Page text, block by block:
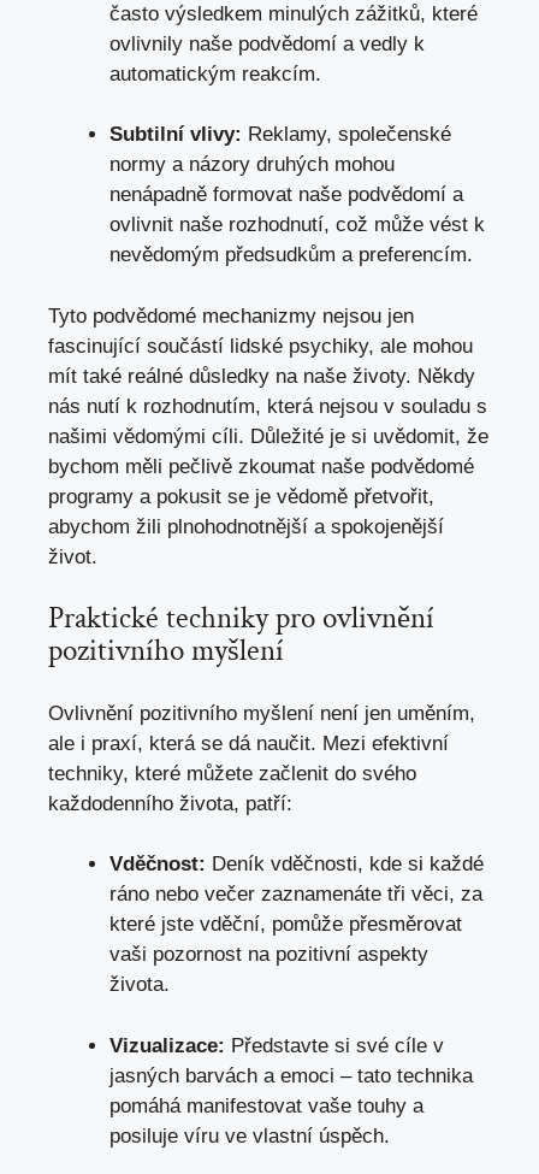
často výsledkem minulých zážitků, které
ovlivnily naše podvědomí a vedly k
automatickým reakcím.
Subtilní vlivy: Reklamy, společenské
normy a názory druhých mohou
nenápadně formovat naše podvědomí a
ovlivnit naše rozhodnutí, což může vést k
nevědomým předsudkům a preferencím.
Tyto podvědomé mechanizmy nejsou jen
fascinující součástí lidské psychiky, ale mohou
mít také reálné důsledky na naše životy. Někdy
nás nutí k rozhodnutím, která nejsou v souladu s
našimi vědomými cíli. Důležité je si uvědomit, že
bychom měli pečlivě zkoumat naše podvědomé
programy a pokusit se je vědomě přetvořit,
abychom žili plnohodnotnější a spokojenější
život.
Praktické techniky pro ovlivnění
pozitivního myšlení
Ovlivnění pozitivního myšlení není jen uměním,
ale i praxí, která se dá naučit. Mezi efektivní
techniky, které můžete začlenit do svého
každodenního života, patří:
Vděčnost: Deník vděčnosti, kde si každé
ráno nebo večer zaznamenáte tři věci, za
které jste vděční, pomůže přesměrovat
vaši pozornost na pozitivní aspekty
života.
Vizualizace: Představte si své cíle v
jasných barvách a emoci – tato technika
pomáhá manifestovat vaše touhy a
posiluje víru ve vlastní úspěch.